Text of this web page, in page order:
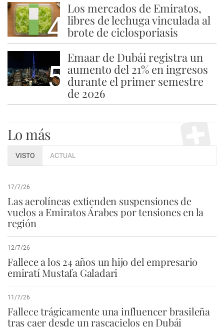
4
Los mercados de Emiratos,
libres de lechuga vinculada al
brote de ciclosporiasis
5
Emaar de Dubái registra un
aumento del 21% en ingresos
durante el primer semestre
de 2026
Lo más
VISTO ACTUAL
17/7/26
Las aerolíneas extienden suspensiones de
vuelos a Emiratos Árabes por tensiones en la
región
12/7/26
Fallece a los 24 años un hijo del empresario
emiratí Mustafa Galadari
11/7/26
Fallece trágicamente una influencer brasileña
tras caer desde un rascacielos en Dubái